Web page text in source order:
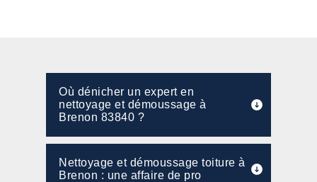
Où dénicher un expert en
nettoyage et démoussage à
Brenon 83840 ?
Nettoyage et démoussage toiture à
Brenon : une affaire de pro